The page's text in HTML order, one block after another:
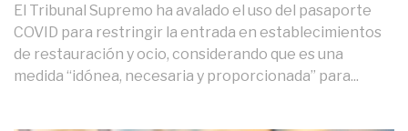
El Tribunal Supremo ha avalado el uso del pasaporte
COVID para restringir la entrada en establecimientos
de restauración y ocio, considerando que es una
medida “idónea, necesaria y proporcionada” para...